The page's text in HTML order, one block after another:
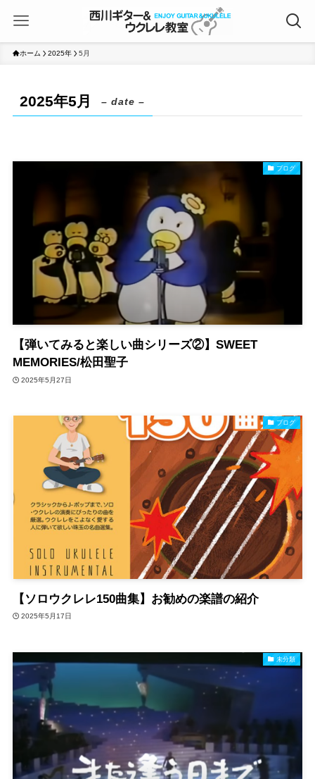
ホーム 2025年 5月
2025年5月 – date –
ブログ
【弾いてみると楽しい曲シリーズ②】SWEET
MEMORIES/松田聖子
2025年5月27日
ブログ
【ソロウクレレ150曲集】お勧めの楽譜の紹介
2025年5月17日
未分類